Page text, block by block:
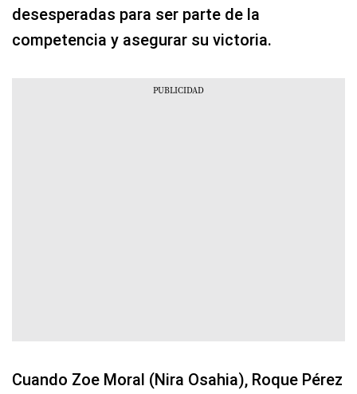
desesperadas para ser parte de la
competencia y asegurar su victoria.
Cuando Zoe Moral (Nira Osahia), Roque Pérez